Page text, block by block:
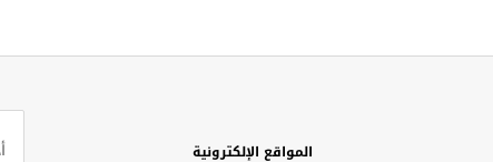
المواقع الإلكترونية